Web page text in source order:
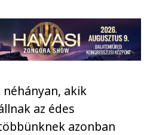
akik
az édes
azonban